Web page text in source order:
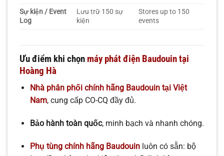
Sự kiện / Event
Log
Lưu trữ 150 sự
kiện
Stores up to 150
events
Ưu điểm khi chọn máy phát điện Baudouin tại
Hoàng Hà
Nhà phân phối chính hãng Baudouin tại Việt
Nam, cung cấp CO-CQ đầy đủ.
Bảo hành toàn quốc, minh bạch và nhanh chóng.
Phụ tùng chính hãng Baudouinluôn có sẵn: bộ